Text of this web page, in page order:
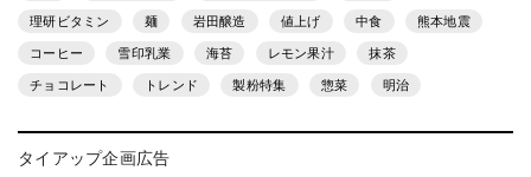
理研ビタミン 麺 岩田醸造 値上げ 中食 熊本地震
コーヒー 雪印乳業 海苔 レモン果汁 抹茶
チョコレート トレンド 製粉特集 惣菜 明治
タイアップ企画広告